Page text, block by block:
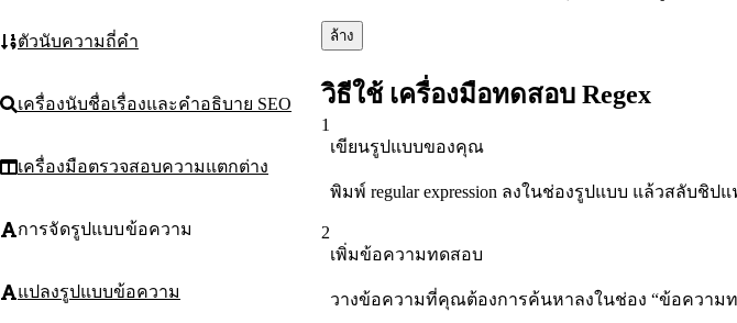
ตัวนับความถี่คำ
เครื่องนับชื่อเรื่องและคำอธิบาย SEO
เครื่องมือตรวจสอบความแตกต่าง
การจัดรูปแบบข้อความ
แปลงรูปแบบข้อความ
ล้าง
วิธีใช้ เครื่องมือทดสอบ Regex
1
เขียนรูปแบบของคุณ
พิมพ์ regular expression ลงในช่องรูปแบบ แล้วสลับชิ
2
เพิ่มข้อความทดสอบ
วางข้อความที่คุณต้องการค้นหาลงในช่อง “ข้อควา